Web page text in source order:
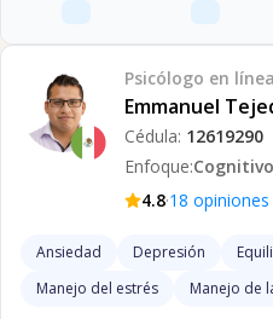
Psicólogo en línea
Emmanuel
Cédula: 12619290
Enfoque:
4.8·18 opiniones
Ansiedad Depresión
Manejo del estrés
Manejo de